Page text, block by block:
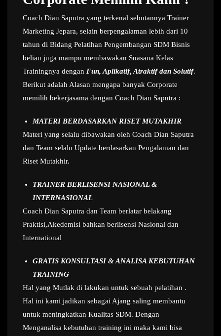
Coach Dian Saputra yang terkenal sebutannya Trainer
Marketing Jepara, selain berpengalaman lebih dari 10
tahun di Bidang Pelatihan Pengembangan SDM Bisnis
beliau juga mampu membawakan Suasana Kelas
Trainingnya dengan Fun, Aplikatif, Atraktif dan Solutif.
Berikut adalah Alasan mengapa banyak Corporate
memilih bekerjasama dengan Coach Dian Saputra :
MATERI BERDASARKAN RISET MUTAKHIR
Materi yang selalu dibawakan oleh Coach Dian Saputra
dan Team selalu Update berdasarkan Pengalaman dan
Riset Mutakhir.
TRAINER BERLISENSI NASIONAL &
INTERNASIONAL
Coach Dian Saputra dan Team berlatar belakang
Praktisi,Akedemisi bahkan berlisensi Nasional dan
International
GRATIS KONSULTASI & ANALISA KEBUTUHAN
TRAINING
Hal yang Mutlak di lakukan untuk sebuah pelatihan .
Hal ini kami jadikan sebagai Ajang saling membantu
untuk meningkatkan Kualitas SDM. Dengan
Menganalisa kebutuhan training ini maka kami bisa